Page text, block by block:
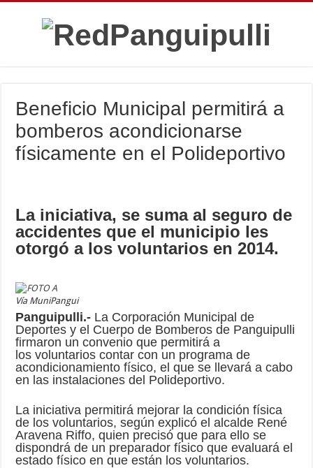
Beneficio Municipal permitirá a
bomberos acondicionarse
físicamente en el Polideportivo
La iniciativa, se suma al seguro de
accidentes que el municipio les
otorgó a los voluntarios en 2014.
Vía MuniPangui
Panguipulli.- La Corporación Municipal de
Deportes y el Cuerpo de Bomberos de Panguipulli
firmaron un convenio que permitirá a
los voluntarios contar con un programa de
acondicionamiento físico, el que se llevará a cabo
en las instalaciones del Polideportivo.
La iniciativa permitirá mejorar la condición física
de los voluntarios, según explicó el alcalde René
Aravena Riffo, quien precisó que para ello se
dispondrá de un preparador físico que evaluará el
estado físico en que están los voluntarios.